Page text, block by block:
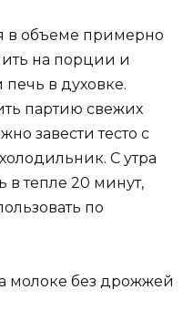
в объеме примерно
на порции и
в духовке.
партию свежих
завести тесто с
С утра
в тепле 20 минут,
по
молоке без дрожжей